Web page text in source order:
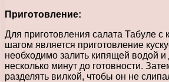
Приготовление:
Для приготовления салата Табуле с
шагом является приготовление
необходимо залить кипящей водой и
несколько минут до готовности.
разделять вилкой, чтобы он не